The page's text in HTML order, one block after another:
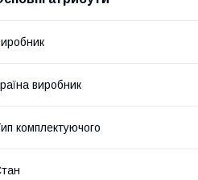
виробник
комплектуючого